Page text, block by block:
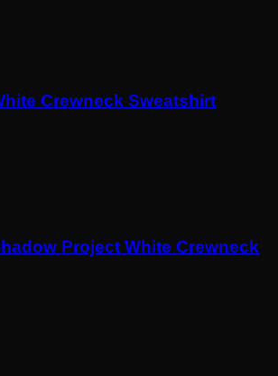
Crewneck Sweatshirt
Project White Crewneck